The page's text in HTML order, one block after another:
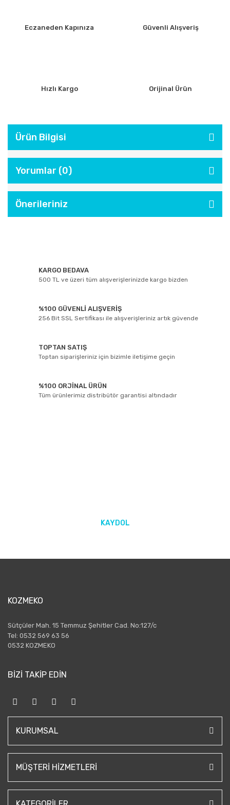
Eczaneden Kapınıza Güvenli Alışveriş
Hızlı Kargo Orijinal Ürün
Ürün Bilgisi
Yorumlar (0)
Önerileriniz
KARGO BEDAVA
500 TL ve üzeri tüm alışverişlerinizde kargo bizden
%100 GÜVENLİ ALIŞVERİŞ
256 Bit SSL Sertifikası ile alışverişleriniz artık güvende
TOPTAN SATIŞ
Toptan siparişleriniz için bizimle iletişime geçin
%100 ORJİNAL ÜRÜN
Tüm ürünlerimiz distribütör garantisi altındadır
KAYDOL
KOZMEKO
Sütçüler Mah. 15 Temmuz Şehitler Cad. No:127/c
Tel: 0532 569 63 56
0532 KOZMEKO
BİZİ TAKİP EDİN
KURUMSAL
MÜŞTERI HIZMETLERI